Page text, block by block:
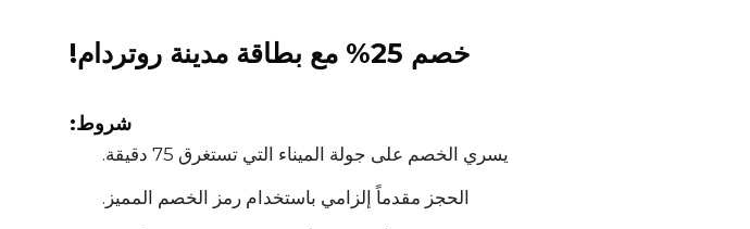
خصم 25% مع بطاقة مدينة روتردام!
شروط:
يسري الخصم على جولة الميناء التي تستغرق 75 دقيقة.
الحجز مقدماً إلزامي باستخدام رمز الخصم المميز.